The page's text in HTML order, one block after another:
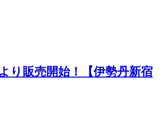
り販売開始！【伊勢丹新宿